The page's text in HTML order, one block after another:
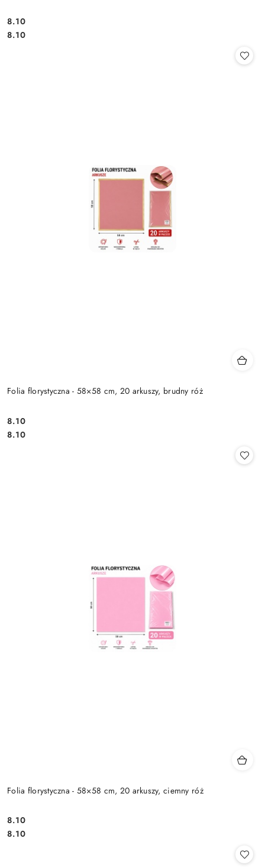
Cena:
8.10
Cena:
8.10
Folia florystyczna - 58×58 cm, 20 arkuszy, brudny róż
Cena:
8.10
Cena:
8.10
Folia florystyczna - 58×58 cm, 20 arkuszy, ciemny róż
Cena:
8.10
Cena:
8.10